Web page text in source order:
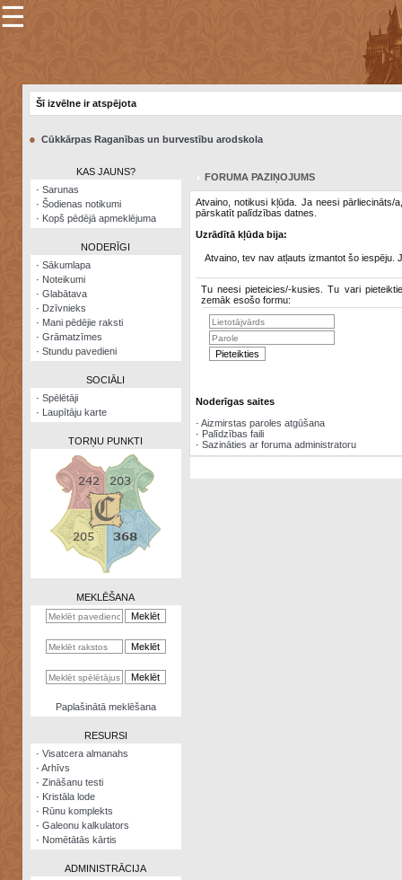
×
Šodienas
notikumi
Visatcera
almanahs
Arhīvs
Zināšanu
kalkulators
Nomētātās
☰
Šī izvēlne ir atspējota
● Cūkkārpas Raganības un burvestību arodskola
KAS JAUNS?
· Sarunas
· Šodienas notikumi
· Kopš pēdējā apmeklējuma
NODERĪGI
· Sākumlapa
· Noteikumi
· Glabātava
· Dzīvnieks
· Mani pēdējie raksti
· Grāmatzīmes
· Stundu pavedieni
SOCIĀLI
· Spēlētāji
· Laupītāju karte
TORŅU PUNKTI
MEKLĒŠANA
Paplašinātā meklēšana
RESURSI
· Visatcera almanahs
· Arhīvs
· Zināšanu testi
· Kristāla lode
· Rūnu komplekts
· Galeonu kalkulators
· Nomētātās kārtis
ADMINISTRĀCIJA
FORUMA PAZIŅOJUMS
Atvaino, notikusi kļūda. Ja neesi pārliecināts/
pārskatīt palīdzības datnes.
Uzrādītā kļūda bija:
Atvaino, tev nav atļauts izmantot šo iespēju.
Tu neesi pieteicies/-kusies. Tu vari
zemāk esošo formu:
Noderīgas saites
· Aizmirstas paroles atgūšana
· Palīdzības faili
· Sazināties ar foruma administratoru